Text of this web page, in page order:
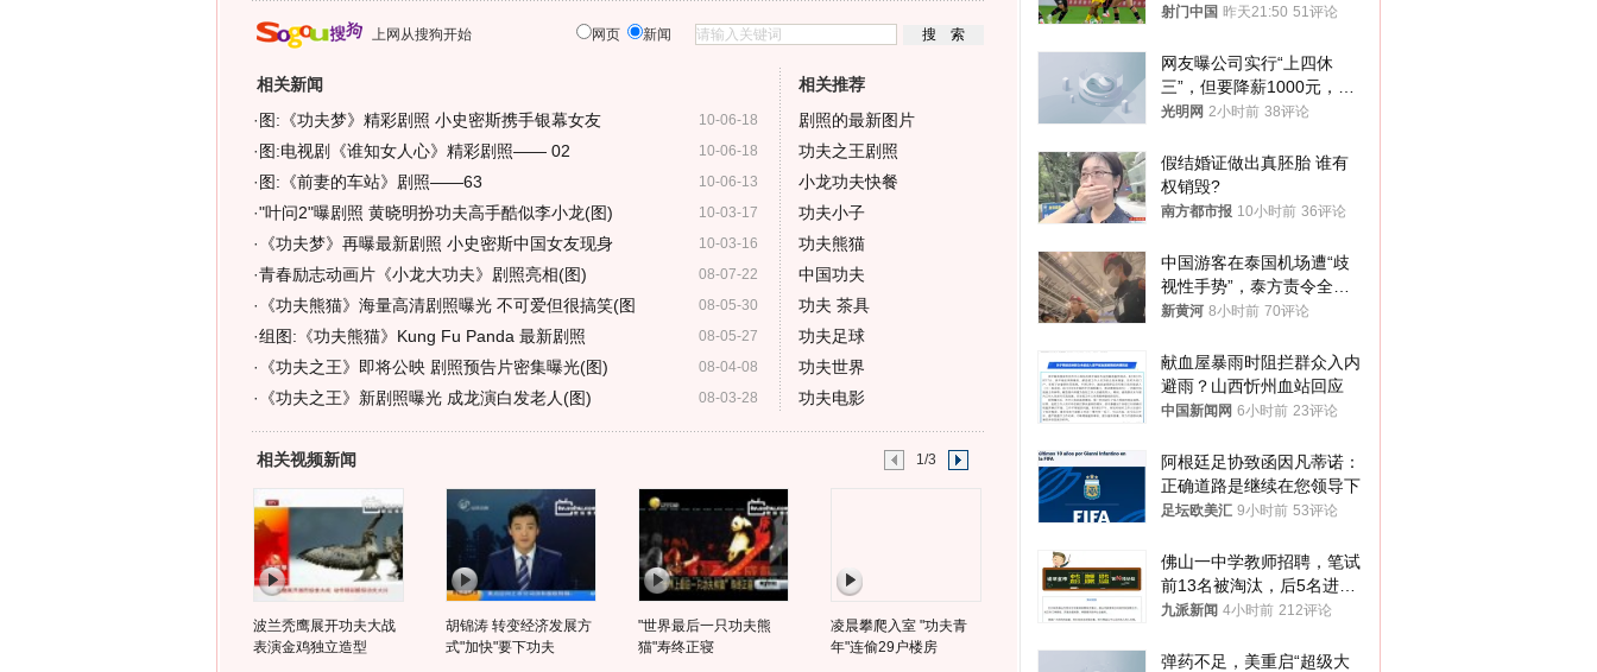
上网从搜狗开始 网页 新闻
相关新闻
10-06-18
· 图:《功夫梦》精彩剧照 小史密斯携手银幕女友
10-06-18
· 图:电视剧《谁知女人心》精彩剧照—— 02
10-06-13
· 图:《前妻的车站》剧照——63
10-03-17
·"叶问2"曝剧照 黄晓明扮功夫高手酷似李小龙(图)
10-03-16
· 《功夫梦》再曝最新剧照 小史密斯中国女友现身
08-07-22
·青春励志动画片《小龙大功夫》剧照亮相(图)
08-05-30
· 《功夫熊猫》海量高清剧照曝光 不可爱但很搞笑(图
08-05-27
·组图:《功夫熊猫》Kung Fu Panda 最新剧照
08-04-08
· 《功夫之王》即将公映 剧照预告片密集曝光(图)
08-03-28
· 《功夫之王》新剧照曝光 成龙演白发老人(图)
相关推荐
剧照的最新图片
功夫之王剧照
小龙功夫快餐
功夫小子
功夫熊猫
中国功夫
功夫 茶具
功夫足球
功夫世界
功夫电影
相关视频新闻 1/3
波兰秃鹰展开功夫大战
表演金鸡独立造型
胡锦涛 转变经济发展方
式"加快"要下功夫
"世界最后一只功夫熊
猫"寿终正寝
凌晨攀爬入室 "功夫青
年"连偷29户楼房
将战河床
射门中国 昨天21:50 51评论
网友曝公司实行“上四休
三”，但要降薪1000元，不
接受只能辞职
光明网 2小时前 38评论
假结婚证做出真胚胎 谁有
权销毁?
南方都市报 10小时前 36评论
中国游客在泰国机场遭“歧
视性手势”，泰方责令全面
调查，对责任人采取最严厉
新黄河 8小时前 70评论
献血屋暴雨时阻拦群众入内
避雨？山西忻州血站回应
中国新闻网 6小时前 23评论
阿根廷足协致函因凡蒂诺：
正确道路是继续在您领导下
足坛欧美汇 9小时前 53评论
佛山一中学教师招聘，笔试
前13名被淘汰，后5名进体
检，被疑萝卜岗，官方通
九派新闻 4小时前 212评论
弹药不足，美重启“超级大